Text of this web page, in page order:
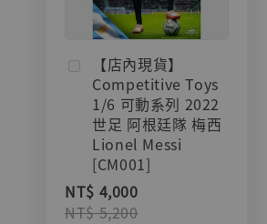
【店內現貨】
Competitive Toys
1/6 可動系列 2022
世足 阿根廷隊 梅西
Lionel Messi
[CM001]
NT$ 4,000
NT$ 5,200